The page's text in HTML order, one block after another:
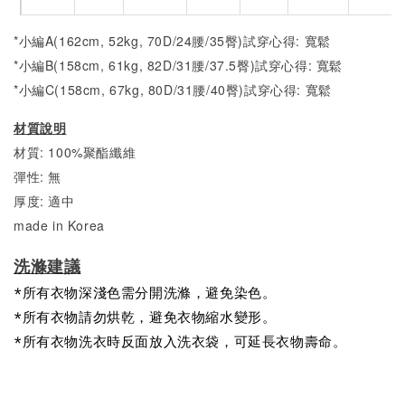
*小編A(162cm, 52kg, 70D/24腰/35臀)試穿心得: 寬鬆
*小編B(158cm, 61kg, 82D/31腰/37.5臀)試穿心得: 寬鬆
*小編C(158cm, 67kg, 80D/31腰/40臀)試穿心得: 寬鬆
材質說明
材質: 100%聚酯纖維
彈性: 無
厚度: 適中
made in Korea
洗滌建議
*所有衣物深淺色需分開洗滌，避免染色。
*所有衣物請勿烘乾，避免衣物縮水變形。
*所有衣物洗衣時反面放入洗衣袋，可延長衣物壽命。